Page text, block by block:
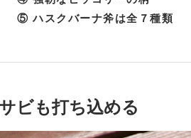
⑤ ハスクバーナ斧は全７種類
ビも打ち込める